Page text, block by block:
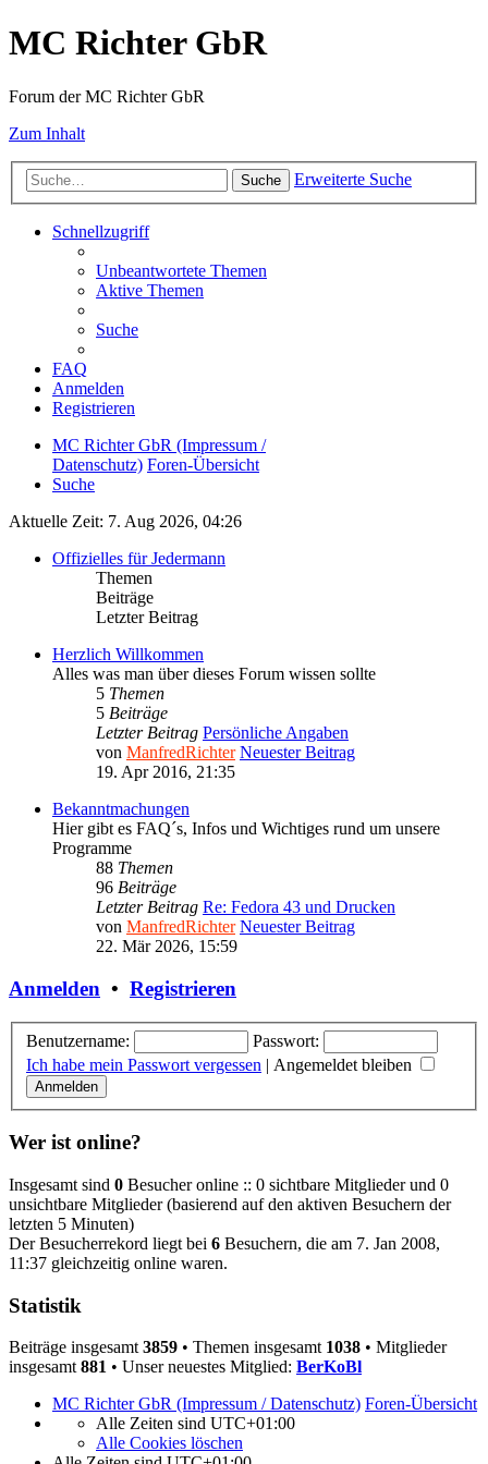
MC Richter GbR
Forum der MC Richter GbR
Zum Inhalt
Suche Erweiterte Suche
Schnellzugriff
Unbeantwortete Themen
Aktive Themen
Suche
FAQ
Anmelden
Registrieren
MC Richter GbR (Impressum /
Datenschutz) Foren-Übersicht
Suche
Aktuelle Zeit: 7. Aug 2026, 04:26
Offizielles für Jedermann
Themen
Beiträge
Letzter Beitrag
Herzlich Willkommen
Alles was man über dieses Forum wissen sollte
5 Themen
5 Beiträge
Letzter Beitrag Persönliche Angaben
von ManfredRichter Neuester Beitrag
19. Apr 2016, 21:35
Bekanntmachungen
Hier gibt es FAQ´s, Infos und Wichtiges rund um unsere
Programme
88 Themen
96 Beiträge
Letzter Beitrag Re: Fedora 43 und Drucken
von ManfredRichter Neuester Beitrag
22. Mär 2026, 15:59
Anmelden • Registrieren
Benutzername:
Passwort:
Ich habe mein Passwort vergessen | Angemeldet bleiben
Wer ist online?
Insgesamt sind 0 Besucher online :: 0 sichtbare Mitglieder und 0
unsichtbare Mitglieder (basierend auf den aktiven Besuchern der
letzten 5 Minuten)
Der Besucherrekord liegt bei 6 Besuchern, die am 7. Jan 2008,
11:37 gleichzeitig online waren.
Statistik
Beiträge insgesamt 3859 • Themen insgesamt 1038 • Mitglieder
insgesamt 881 • Unser neuestes Mitglied: BerKoBl
MC Richter GbR (Impressum / Datenschutz) Foren-Übersicht
Alle Zeiten sind UTC+01:00
Alle Cookies löschen